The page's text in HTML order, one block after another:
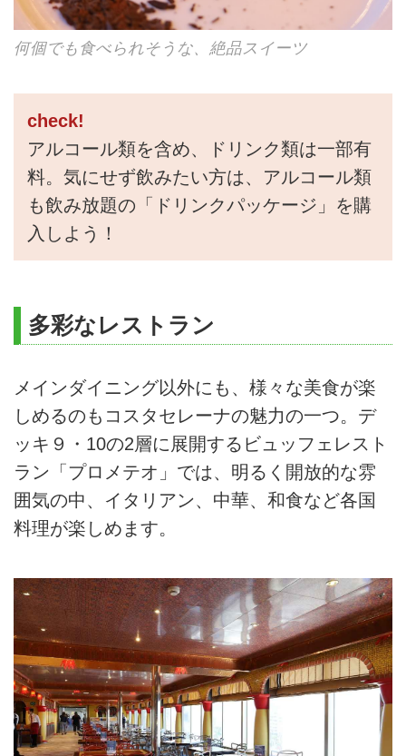
何個でも食べられそうな、絶品スイーツ
check!
アルコール類を含め、ドリンク類は一部有
料。気にせず飲みたい方は、アルコール類
も飲み放題の「ドリンクパッケージ」を購
入しよう！
多彩なレストラン
メインダイニング以外にも、様々な美食が楽
しめるのもコスタセレーナの魅力の一つ。デ
ッキ９・10の2層に展開するビュッフェレスト
ラン「プロメテオ」では、明るく開放的な雰
囲気の中、イタリアン、中華、和食など各国
料理が楽しめます。